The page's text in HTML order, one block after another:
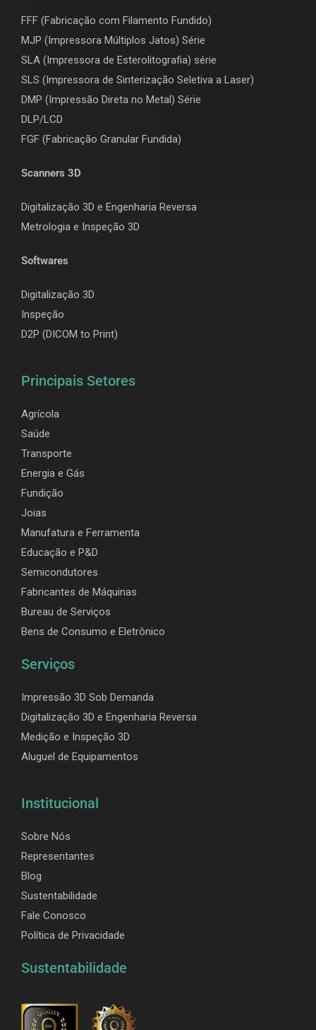
FFF (Fabricação com Filamento Fundido)
MJP (Impressora Múltiplos Jatos) Série
SLA (Impressora de Esterolitografia) série
SLS (Impressora de Sinterização Seletiva a Laser)
DMP (Impressão Direta no Metal) Série
DLP/LCD
FGF (Fabricação Granular Fundida)
Scanners 3D
Digitalização 3D e Engenharia Reversa
Metrologia e Inspeção 3D
Softwares
Digitalização 3D
Inspeção
D2P (DICOM to Print)
Principais Setores
Agrícola
Saúde
Transporte
Energia e Gás
Fundição
Joias
Manufatura e Ferramenta
Educação e P&D
Semicondutores
Fabricantes de Máquinas
Bureau de Serviços
Bens de Consumo e Eletrônico
Serviços
Impressão 3D Sob Demanda
Digitalização 3D e Engenharia Reversa
Medição e Inspeção 3D
Aluguel de Equipamentos
Institucional
Sobre Nós
Representantes
Blog
Sustentabilidade
Fale Conosco
Política de Privacidade
Sustentabilidade